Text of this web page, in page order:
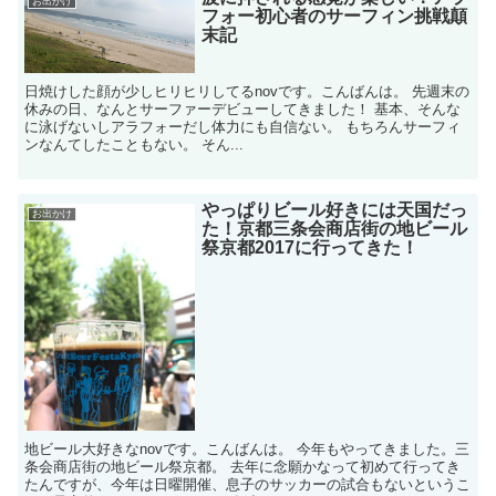
フォー初心者のサーフィン挑戦顛
末記
日焼けした顔が少しヒリヒリしてるnovです。こんばんは。 先週末の
休みの日、なんとサーファーデビューしてきました！ 基本、そんな
に泳げないしアラフォーだし体力にも自信ない。 もちろんサーフィ
ンなんてしたこともない。 そん...
お出かけ
やっぱりビール好きには天国だっ
た！京都三条会商店街の地ビール
祭京都2017に行ってきた！
地ビール大好きなnovです。こんばんは。 今年もやってきました。三
条会商店街の地ビール祭京都。 去年に念願かなって初めて行ってき
たんですが、今年は日曜開催、息子のサッカーの試合もないというこ